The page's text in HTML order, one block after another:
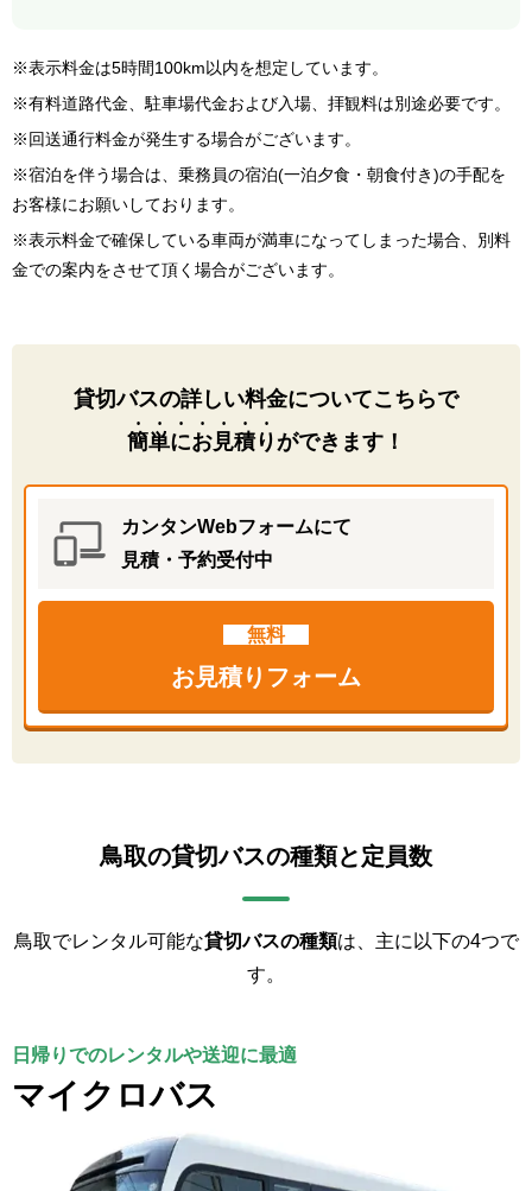
※表示料金は5時間100km以内を想定しています。
※有料道路代金、駐車場代金および入場、拝観料は別途必要です。
※回送通行料金が発生する場合がございます。
※宿泊を伴う場合は、乗務員の宿泊(一泊夕食・朝食付き)の手配を
お客様にお願いしております。
※表示料金で確保している車両が満車になってしまった場合、別料
金での案内をさせて頂く場合がございます。
貸切バスの詳しい料金についてこちらで
簡単にお見積り ができます！
カンタンWebフォームにて
見積・予約受付中
無料
お見積りフォーム
鳥取の貸切バスの種類と定員数
鳥取でレンタル可能な貸切バスの種類は、主に以下の4つで
す。
日帰りでのレンタルや送迎に最適
マイクロバス